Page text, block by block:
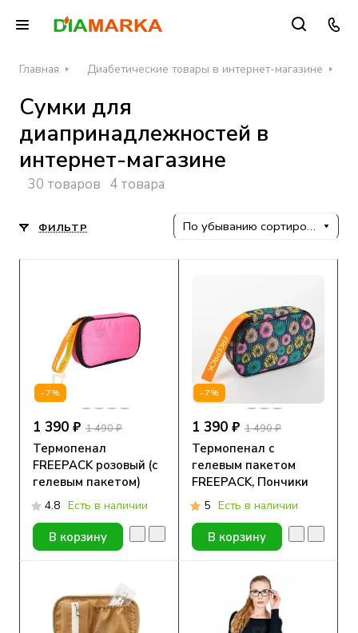
Главная Диабетические товары в интернет-магазине
Сумки для
диапринадлежностей в
интернет-магазине
30 товаров 4 товара
ФИЛЬТР По убыванию сортировки
-7%
1 390 ₽ 1 490 ₽
Термопенал
FREEPACK розовый (с
гелевым пакетом)
4.8 Есть в наличии
В корзину
-7%
1 390 ₽ 1 490 ₽
Термопенал с
гелевым пакетом
FREEPACK, Пончики
5 Есть в наличии
В корзину